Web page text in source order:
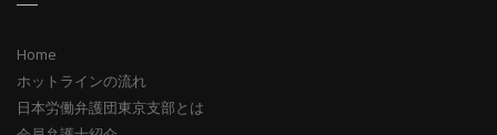
Home
ホットラインの流れ
日本労働弁護団東京支部とは